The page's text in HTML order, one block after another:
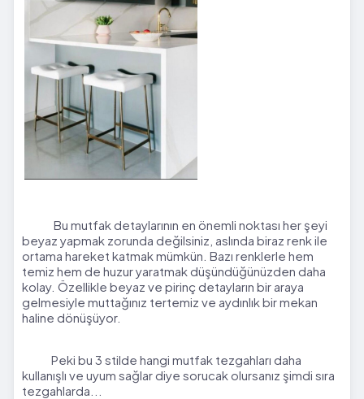
Bu mutfak detaylarının en önemli noktası her şeyi
beyaz yapmak zorunda değilsiniz, aslında biraz renk ile
ortama hareket katmak mümkün. Bazı renklerle hem
temiz hem de huzur yaratmak düşündüğünüzden daha
kolay. Özellikle beyaz ve pirinç detayların bir araya
gelmesiyle muttağınız tertemiz ve aydınlık bir mekan
haline dönüşüyor.
Peki bu 3 stilde hangi mutfak tezgahları daha
kullanışlı ve uyum sağlar diye sorucak olursanız şimdi sıra
tezgahlarda...